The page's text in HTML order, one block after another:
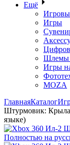
Ещё
Игры
Шлемы
Игры
MOZA
ГлавнаяКаталог
Штурмовик:
языке)